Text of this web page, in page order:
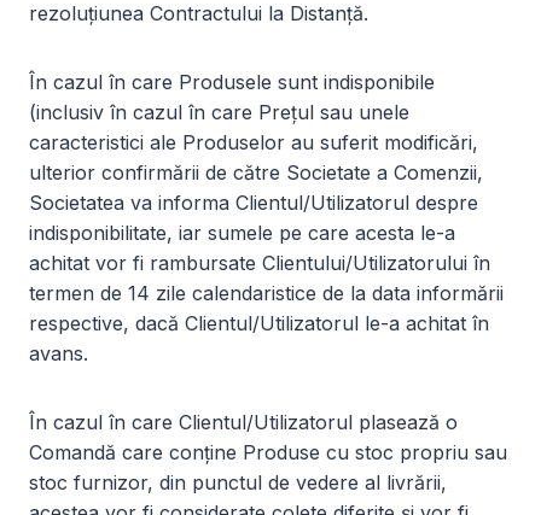
rezoluțiunea Contractului la Distanță.
În cazul în care Produsele sunt indisponibile
(inclusiv în cazul în care Prețul sau unele
caracteristici ale Produselor au suferit modificări,
ulterior confirmării de către Societate a Comenzii,
Societatea va informa Clientul/Utilizatorul despre
indisponibilitate, iar sumele pe care acesta le-a
achitat vor fi rambursate Clientului/Utilizatorului în
termen de 14 zile calendaristice de la data informării
respective, dacă Clientul/Utilizatorul le-a achitat în
avans.
În cazul în care Clientul/Utilizatorul plasează o
Comandă care conține Produse cu stoc propriu sau
stoc furnizor, din punctul de vedere al livrării,